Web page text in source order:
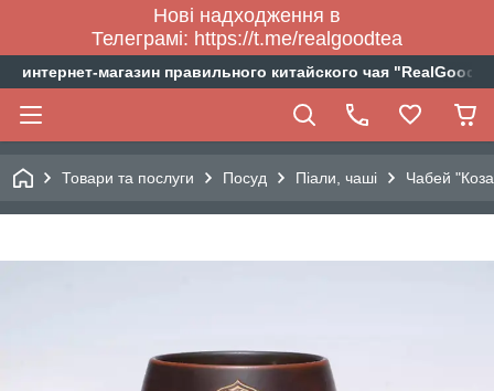
Нові надходження в
Телеграмі: https://t.me/realgoodtea
интернет-магазин правильного китайского чая
Товари та послуги Посуд Піали, чаші Чабей